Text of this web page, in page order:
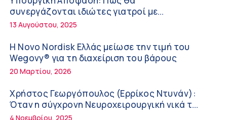
Διακοπές με ασφάλεια
6:20 πμ
Ειρήνη Ζίγκιρη (Ερρίκος Ντυνάν): H θερμική
καταπόνηση στους ηλικιωμένους
εργαζόμενους
6:11 πμ
Σύσκεψη στον ΕΟΦ για την ομαλή λειτουργία
της εφοδιαστικής αλυσίδας των φαρμάκων
στη διάρκεια του καλοκαιριού
12:08 μμ
συνεργάζονται ιδιώτες γιατροί με
νοσοκομεία του δημοσίου συστήματος
13 Αυγούστου, 2025
Η Novo Nordisk Ελλάς μείωσε την τιμή του
Wegovy® για τη διαχείριση του βάρους
20 Μαρτίου, 2026
Χρήστος Γεωργόπουλος (Ερρίκος Ντυνάν):
Όταν η σύγχρονη Νευροχειρουργική νικά το
φόβο!
4 Νοεμβρίου, 2025